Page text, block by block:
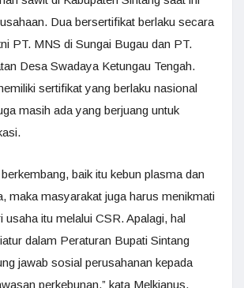
Dua bersertifikat berlaku secara
PT. MNS di Sungai Bugau dan PT.
Desa Swadaya Ketungau Tengah.
sertifikat yang berlaku nasional
masih ada yang berjuang untuk
baik itu kebun plasma dan
maka masyarakat juga harus menikmati
usaha itu melalui CSR. Apalagi, hal
dalam Peraturan Bupati Sintang
jawab sosial perusahanan kepada
perkebunan,” kata Melkianus.